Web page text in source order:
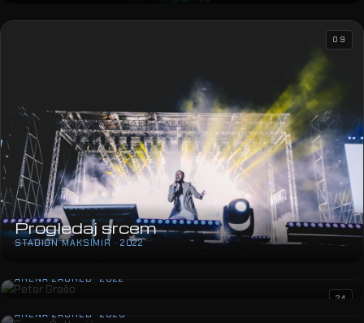
Progledaj srcem
STADION MAKSIMIR · 2022
09
ARENA ZAGREB · 2022
24
Sergej Ćetković
ARENA ZAGREB · 2020